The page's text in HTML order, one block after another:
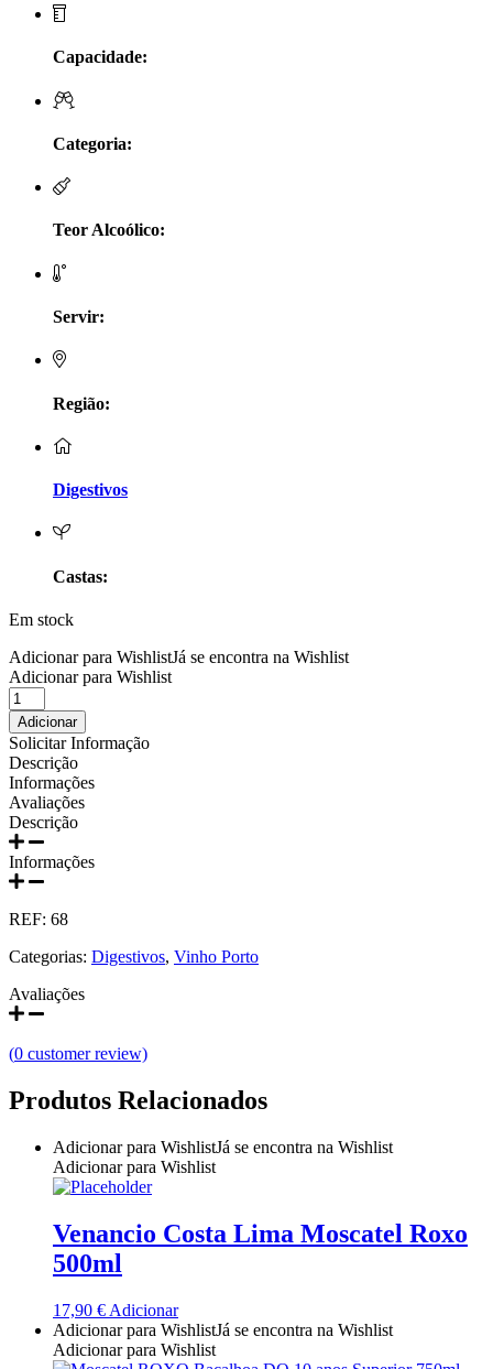
Marcio Em Campo - Tejo
Prats e Symington Family
Quinta da Curia - Bairrada
Quinta das Bágeiras Bairrada
Quinta do Casal Branco Tejo
Quinta do Crasto
Quinta Do Noval Douro
Quinta Do Paral Alentejo
Quinta do Piloto
Quinta Do Regueiro - Região Vinhos Verdes
Quinta Do Rogel Algarve
Capacidade:
Categoria:
Teor Alcoólico:
Servir:
Região:
Digestivos
Castas:
Em stock
Adicionar para WishlistJá se encontra na Wishlist
Adicionar para Wishlist
Quantidade
de
Vinho
Porto
Taylors
Branco
Chip
Dry
750ml
Adicionar
Solicitar Informação
Descrição
Informações
Avaliações
Descrição
Informações
REF: 68
Categorias: Digestivos, Vinho Porto
Avaliações
(0 customer review)
Produtos Relacionados
Adicionar para WishlistJá se encontra na Wishlist
Adicionar para Wishlist
Venancio Costa Lima Moscatel Roxo
500ml
17,90 € Adicionar
Adicionar para WishlistJá se encontra na Wishlist
Adicionar para Wishlist